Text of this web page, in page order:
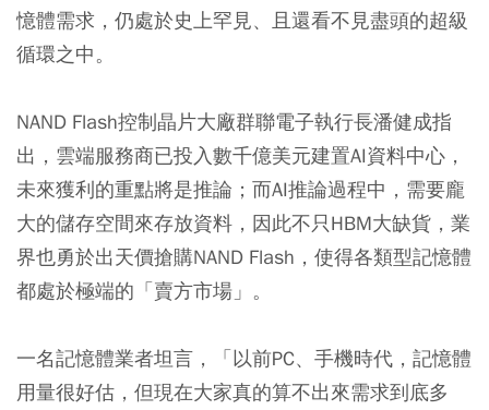
憶體需求，仍處於史上罕見、且還看不見盡頭的超級
循環之中。
NAND Flash控制晶片大廠群聯電子執行長潘健成指
出，雲端服務商已投入數千億美元建置AI資料中心，
未來獲利的重點將是推論；而AI推論過程中，需要龐
大的儲存空間來存放資料，因此不只HBM大缺貨，業
界也勇於出天價搶購NAND Flash，使得各類型記憶體
都處於極端的「賣方市場」。
一名記憶體業者坦言，「以前PC、手機時代，記憶體
用量很好估，但現在大家真的算不出來需求到底多